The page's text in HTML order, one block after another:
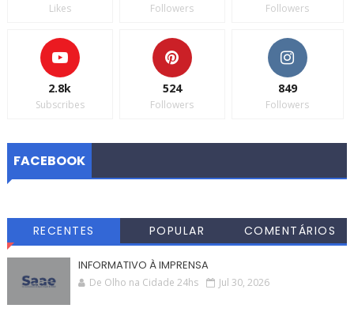
Likes Followers Followers
2.8k
Subscribes
524
Followers
849
Followers
FACEBOOK
RECENTES POPULAR COMENTÁRIOS
INFORMATIVO À IMPRENSA
De Olho na Cidade 24hs Jul 30, 2026